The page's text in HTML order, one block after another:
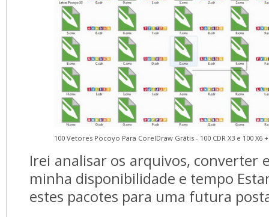
100 Vetores Pocoyo Para CorelDraw Grátis - 100 CDR X3 e 100 X6
Irei analisar os arquivos, converter
minha disponibilidade e tempo
estes pacotes para uma futura